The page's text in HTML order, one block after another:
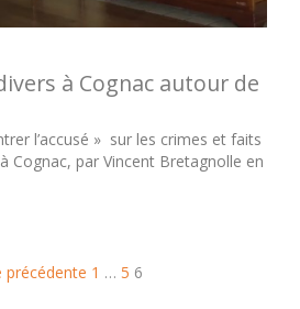
à Cognac autour de
l’accusé » sur les crimes et faits
Cognac, par Vincent Bretagnolle en
précédente 1 … 5 6